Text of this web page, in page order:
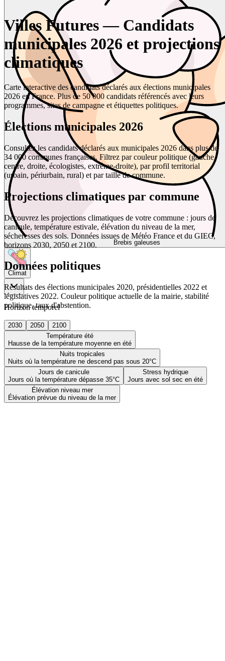
Brebis galeuses
Climat
Horizon temporel
2030 2050
2100
Température été
Hausse de la température moyenne en été
Nuits tropicales
Nuits où la température ne descend pas sous 20°C
Jours de canicule
Jours où la température dépasse 35°C
Stress hydrique
Jours avec sol sec en été
Élévation niveau mer
Élévation prévue du niveau de la mer
Villes Futures — Candidats
municipales 2026 et projections
climatiques
Carte interactive des candidats déclarés aux élections municipales
2026 en France. Plus de 50 000 candidats référencés avec leurs
programmes, sites de campagne et étiquettes politiques.
Élections municipales 2026
Consultez les candidats déclarés aux municipales 2026 dans plus de
34 000 communes françaises. Filtrez par couleur politique (gauche,
centre, droite, écologistes, extrême-droite), par profil territorial
(urbain, périurbain, rural) et par taille de commune.
Projections climatiques par commune
Découvrez les projections climatiques de votre commune : jours de
canicule, température estivale, élévation du niveau de la mer,
sécheresses des sols. Données issues de Météo France et du GIEC,
horizons 2030, 2050 et 2100.
Données politiques
Résultats des élections municipales 2020, présidentielles 2022 et
législatives 2022. Couleur politique actuelle de la mairie, stabilité
politique, taux d'abstention.